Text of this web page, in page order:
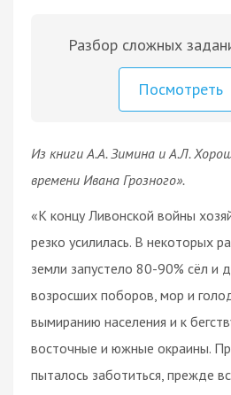
Разбор сложных
Посмотреть
Из книги А.А. Зимина и А.Л.
времени Ивана Грозного».
«К концу Ливонской войны
резко усилилась. В некоторых
земли запустело 80-90% сёл и
возросших поборов, мор и
вымиранию населения и к
восточные и южные окраины.
пыталось заботиться, прежде